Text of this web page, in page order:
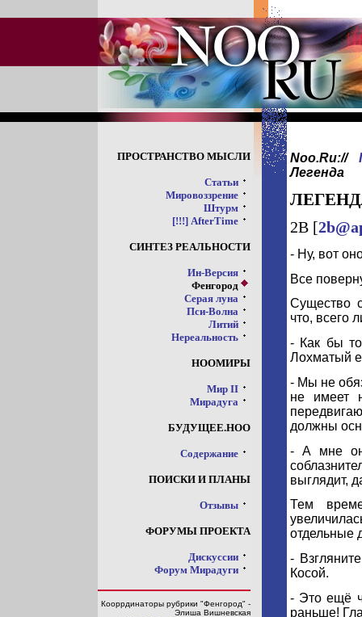
ПРОСТРАНСТВО МЫСЛИ
Статьи
Мировоззрение
Штурм
[!!!] AfterTime
СИНТЕЗ РЕАЛЬНОСТИ
Ин-Версия
Фенгород
Серая луна
Пси-Волна
Литий
Нереальность
НООМИРЫ
Мир II
Мирадуга
БУДУЩЕЕ.НОО
Содержание
ПОИСКИ И ПЛАНЫ
Отзывы
ФОРУМЫ ПРОЕКТА
Дискуссии
Форум Мирадуги
Кооррдинаторы рубрики "Фенгород" -
Элиша Вишневская
Noo.Ru://
Легенда
2B [
- Ну, вот
Все
Существо
что, всего
- Как бы
Лохматый
- Мы не
не имеет
должны
- А мне
выглядит,
Тем
отдельные
-
Косой.
- Это ещё
раньше!